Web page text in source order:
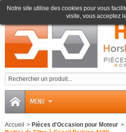
0
MENU
Notre site utilise des cookies pour vous
visite, vous acceptez
Accueil > Pièces d'Occasion pour Moteur >